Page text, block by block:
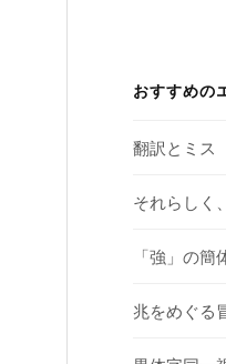
おすすめの
翻訳とミス
それらしく
「強」の
兆をめぐる